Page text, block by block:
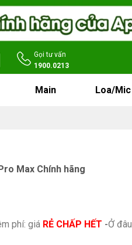
Gọi tư vấn
1900.0213
Main Loa/Mic
Max Chính hãng
phí: giá RẺ CHẤP HẾT -Ở đâu